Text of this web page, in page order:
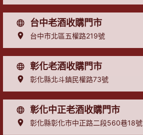
台中老酒收購門市
台中市北區五權路219號
彰化老酒收購門市
彰化縣北斗鎮民權路73號
彰化中正老酒收購門市
彰化縣彰化市中正路二段560巷18號